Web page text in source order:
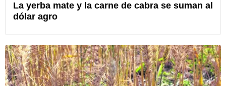
La yerba mate y la carne de cabra se suman al
dólar agro